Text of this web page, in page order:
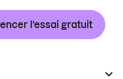
l’essai gratuit